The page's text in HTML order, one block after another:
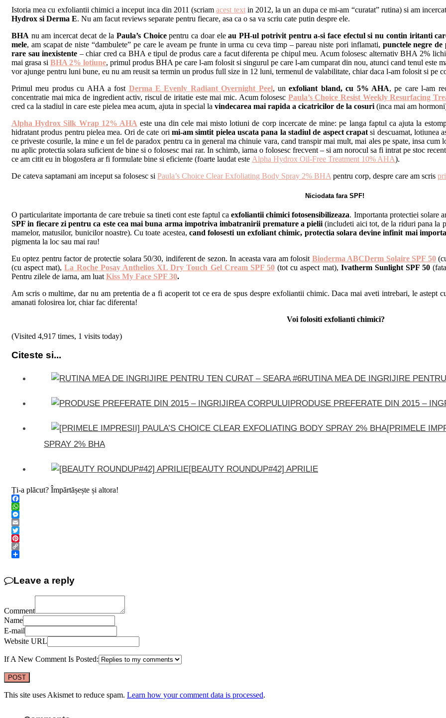
Istoria mea cu exfoliantii chimici a inceput inca din 2011 (scriamacest textin 2012, la un an dupa ce mi-am “curatat” rutina) si am
Hydrox si Derma E. Nu am facut reviews separate pentru fiecare, asa ca o sa va scriu cate putin despre ele.
BHA nu am incercat decat de laPaula’s Choicepentru ca doar eleau PH-ul potrivit pentru a-si face efectul si nu contin iritanti
mele, am scapat de niste “dambulete” pe care le aveam pe frunte in urma cu ceva timp – pareau niste pori inflamati, punctele negre
rare sau inexistente – chiar cred ca BHA e tipul de produs care a facut diferenta pe chipul meu. Acum folosesc alternativ BHA 2%
mai grasa si BHA 2% lotiune, primul produs BHA pe care l-am folosit si singurul pe care l-am cumparat din nou, atunci cand tenul este
vor ajunge pentru luni bune, eu nu am reusit sa termin un produs full size in 12 luni, termenul de valabilitate, chiar daca l-am folosit si pe
Primul meu produs cu AHA a fost Derma E Evenly Radiant Overnight Peel, unexfoliant bland, cu 5% AHA, pe care l-am
concentratie mai mica de ingredient activ, riscul de iritatie este mai mic. Acum folosesc Paula’s Choice Resist Weekly Resurfacing
cred ca la stadiul in care este pielea mea acum, ajuta in special la vindecarea mai rapida a cicatricilor de la cosuri (inca mai am
Alpha Hydrox Silk Wrap 12% AHA este una din cele mai misto lotiuni de corp incercate de mine: pe langa faptul ca ajuta la
hidratant produs pentru pielea mea. Ori de cate ori mi-am simtit pielea uscata pana la stadiul de aspect crapat si descuamat, lotiunea
ce priveste cosurile, la mine e un fel de paradox pentru ca in general ma chinuie vara, cand transpir mai mult, mai ales pe spate, insa
nu aplic protectia solara suficient de bine si o folosesc mai rar. In schimb, iarna o folosesc frecvent – si am norocul sa fi intrat pe stoc
ce am citit eu in blogosfera ar fi formulate bine si eficiente (foarte laudat este Alpha Hydrox Oil-Free Treatment 10% AHA).
De cateva saptamani am inceput sa folosesc si Paula’s Choice Clear Exfoliating Body Spray 2% BHA pentru corp, despre care am scris
Niciodata fara SPF!
O particularitate importanta de care trebuie sa tineti cont este faptul caexfoliantii chimici fotosensibilizeaza. Importanta protectiei solare
SPF in fiecare zi pentru ca este cea mai buna arma impotriva imbatranirii premature a pielii (includeti aici tot, de la riduri pana la
mamelor, matusilor, bunicilor noastre). Cu toate acestea,cand folosesti un exfoliant chimic, protectia solara devine infinit mai
pigmenta la loc sau mai rau!
Eu optez pentru factor de protectie solara 50/30, indiferent de sezon. In aceasta vara am folosit Bioderma ABCDerm Solaire SPF 50
(cu aspect mat),La Roche Posay Anthelios XL Dry Touch Gel Cream SPF 50(tot cu aspect mat), Ivatherm Sunlight SPF 50
Pentru zilele de iarna, am luat Kiss My Face SPF 30.
Am scris o multime, dar nu am pretentia de a fi acoperit tot ce era de spus despre exfoliantii chimic. Daca mai aveti intrebari, le astept
amanati folosirea lor, chiar fac diferenta!
Voi folositi exfolianti chimici?
(Visited 4,917 times, 1 visits today)
Citeste si...
RUTINA MEA DE INGRIJIRE
PRODUSE PREFERATE DIN 2015 –
[PRIMELE
SPRAY 2% BHA
[BEAUTY ROUNDUP#42] APRILIE
Ți-a plăcut? Împărtășește și altora!
Facebook
WhatsApp
Messenger
Email
Twitter
Pinterest
Copy
Leave a reply
Comment
Name
E-mail
Website URL
If A New Comment Is Posted:
This site uses Akismet to reduce spam. Learn how your comment data is processed.